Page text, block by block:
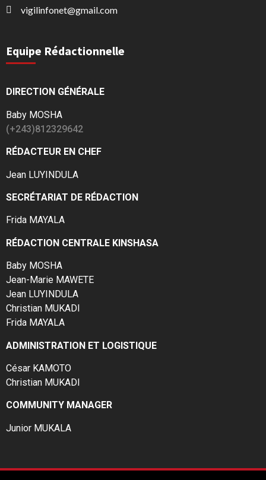
vigilinfonet@gmail.com
Equipe Rédactionnelle
DIRECTION GÉNÉRALE
Baby MOSHA
(+243)812329642
RÉDACTEUR EN CHEF
Jean LUYINDULA
SECRÉTARIAT DE RÉDACTION
Frida MAYALA
RÉDACTION CENTRALE KINSHASA
Baby MOSHA
Jean-Marie MAWETE
Jean LUYINDULA
Christian MUKADI
Frida MAYALA
ADMINISTRATION ET LOGISTIQUE
César KAMOTO
Christian MUKADI
COMMUNITY MANAGER
Junior MUKALA